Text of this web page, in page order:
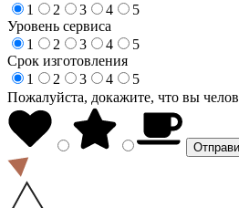
1
2 3 4
5
Уровень сервиса
1
2 3 4
5
Срок изготовления
1
2 3 4
5
Пожалуйста, докажите, что вы